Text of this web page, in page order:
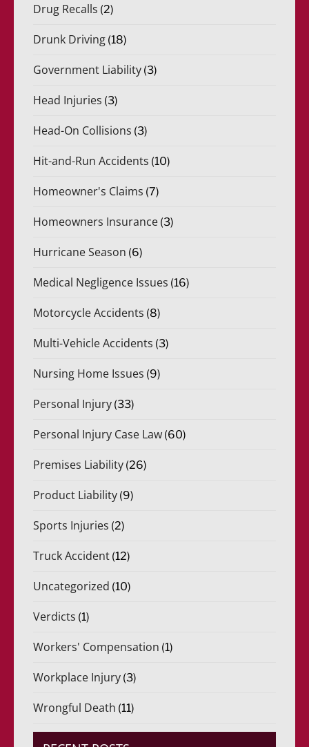
Drug Recalls (2)
Drunk Driving (18)
Government Liability (3)
Head Injuries (3)
Head-On Collisions (3)
Hit-and-Run Accidents (10)
Homeowner's Claims (7)
Homeowners Insurance (3)
Hurricane Season (6)
Medical Negligence Issues (16)
Motorcycle Accidents (8)
Multi-Vehicle Accidents (3)
Nursing Home Issues (9)
Personal Injury (33)
Personal Injury Case Law (60)
Premises Liability (26)
Product Liability (9)
Sports Injuries (2)
Truck Accident (12)
Uncategorized (10)
Verdicts (1)
Workers' Compensation (1)
Workplace Injury (3)
Wrongful Death (11)